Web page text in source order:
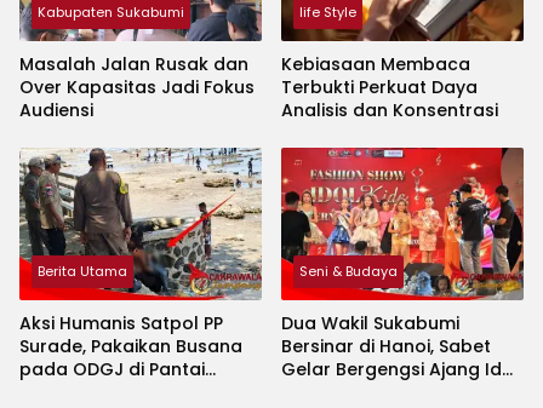
Kabupaten Sukabumi
Masalah Jalan Rusak dan
Over Kapasitas Jadi Fokus
Audiensi
life Style
Kebiasaan Membaca
Terbukti Perkuat Daya
Analisis dan Konsentrasi
Berita Utama
Aksi Humanis Satpol PP
Surade, Pakaikan Busana
pada ODGJ di Pantai
Seni & Budaya
Dua Wakil Sukabumi
Bersinar di Hanoi, Sabet
Gelar Bergengsi Ajang Idol